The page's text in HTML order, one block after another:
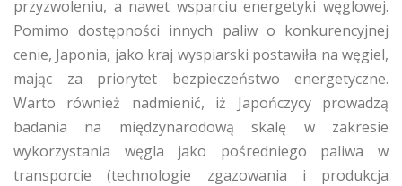
przyzwoleniu, a nawet wsparciu energetyki węglowej.
Pomimo dostępności innych paliw o konkurencyjnej
cenie, Japonia, jako kraj wyspiarski postawiła na węgiel,
mając za priorytet bezpieczeństwo energetyczne.
Warto również nadmienić, iż Japończycy prowadzą
badania na międzynarodową skalę w zakresie
wykorzystania węgla jako pośredniego paliwa w
transporcie (technologie zgazowania i produkcja